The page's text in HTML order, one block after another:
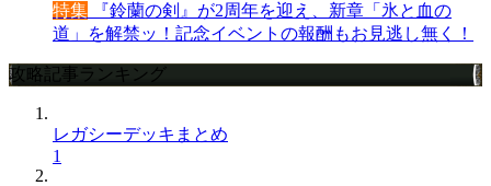
特集 『鈴蘭の剣』が2周年を迎え、新章「氷と血の
道」を解禁ッ！記念イベントの報酬もお見逃し無く！
攻略記事ランキング
レガシーデッキまとめ
1